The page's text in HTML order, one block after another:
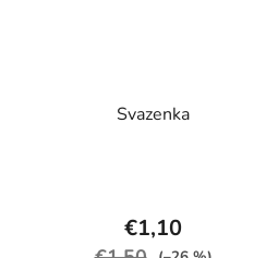
Svazenka
€1,10